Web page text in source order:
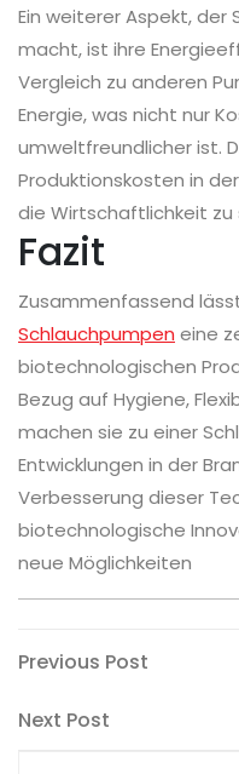
Ein weiterer Aspekt,
macht, ist ihre
Vergleich zu anderen
Energie, was nicht nur
umweltfreundlicher ist.
Produktionskosten in
die Wirtschaftlichkeit zu
Fazit
Zusammenfassend
Schlauchpumpen eine
biotechnologischen
Bezug auf Hygiene,
machen sie zu einer
Entwicklungen in der
Verbesserung dieser
biotechnologische
neue Möglichkeiten
Post
navigation
Previous
Previous Post
Next
Next Post